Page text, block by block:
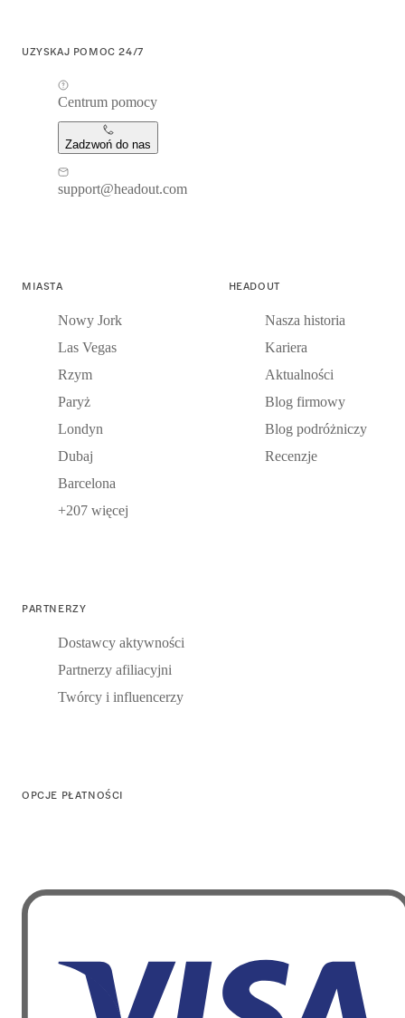
UZYSKAJ POMOC 24/7
Centrum pomocy
Zadzwoń do nas
support@headout.com
MIASTA
Nowy Jork
Las Vegas
Rzym
Paryż
Londyn
Dubaj
Barcelona
+207 więcej
HEADOUT
Nasza historia
Kariera
Aktualności
Blog firmowy
Blog podróżniczy
Recenzje
PARTNERZY
Dostawcy aktywności
Partnerzy afiliacyjni
Twórcy i influencerzy
OPCJE PŁATNOŚCI